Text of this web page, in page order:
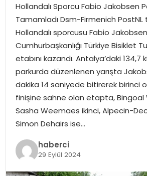
MAGAZIN
SAĞLIK
SIYASET
SPOR
TEKNOLOJI
YAŞAM
Hollandalı Sporcu Fabio Jakobsen
Tamamladı Dsm-Firmenich PostNL
Hollandalı sporcusu Fabio
Cumhurbaşkanlığı Türkiye Bisiklet
etabını kazandı. Antalya’daki 134,7
parkurda düzenlenen yarışta
dakika 14 saniyede bitirerek birinci
finişine sahne olan etapta, Bingoal
Sasha Weemaes ikinci, Alpecin-
Simon Dehairs ise…
haberci
29 Eylül 2024